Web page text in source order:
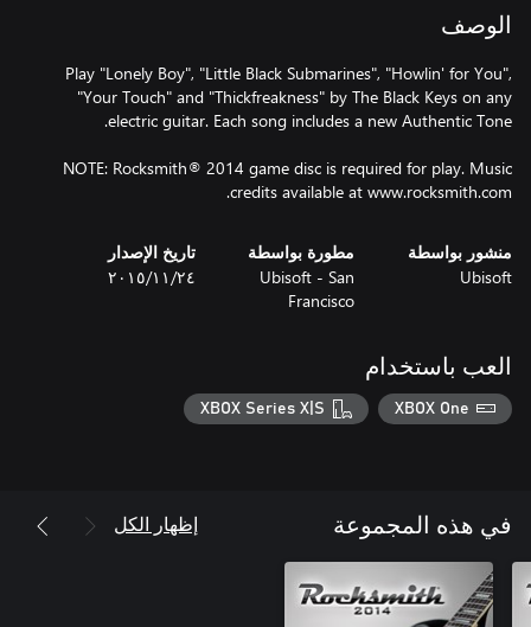
الوصف
Play "Lonely Boy", "Little Black Submarines", "Howlin' for You",
"Your Touch" and "Thickfreakness" by The Black Keys on any
NOTE: Rocksmith® 2014 game disc is required for play. Music
credits available at www.rocksmith.com.
منشور بواسطة
Ubisoft
مطورة بواسطة
Ubisoft - San
Francisco
تاريخ الإصدار
٢٤‏/١١‏/٢٠١٥
العب باستخدام
XBOX One
XBOX Series X|S
في هذه المجموعة إظهار الكل